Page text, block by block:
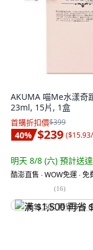
AKUMA 喵Me水漾奇
23ml, 15片, 1盒
首購折扣價$399
40% $239 (
明天 8/8 (六) 預計送達
酷澎直售 ∙ WOW免運 ∙ 免
(16)
满 $1,500 再省 $75 (